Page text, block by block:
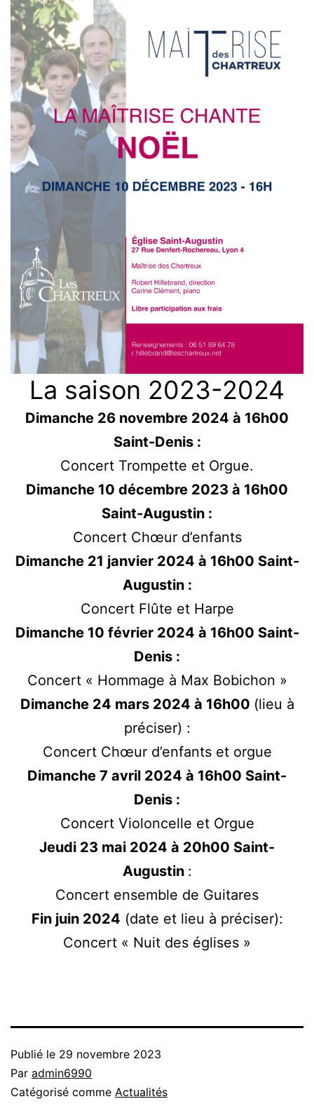
La saison 2023-2024
Dimanche 26 novembre 2024 à 16h00
Saint-Denis :
Concert Trompette et Orgue.
Dimanche 10 décembre 2023 à 16h00
Saint-Augustin :
Concert Chœur d’enfants
Dimanche 21 janvier 2024 à 16h00 Saint-
Augustin :
Concert Flûte et Harpe
Dimanche 10 février 2024 à 16h00 Saint-
Denis :
Concert « Hommage à Max Bobichon »
Dimanche 24 mars 2024 à 16h00 (lieu à
préciser) :
Concert Chœur d’enfants et orgue
Dimanche 7 avril 2024 à 16h00 Saint-
Denis :
Concert Violoncelle et Orgue
Jeudi 23 mai 2024 à 20h00 Saint-
Augustin :
Concert ensemble de Guitares
Fin juin 2024 (date et lieu à préciser):
Concert « Nuit des églises »
Publié le 29 novembre 2023
Par admin6990
Catégorisé comme Actualités